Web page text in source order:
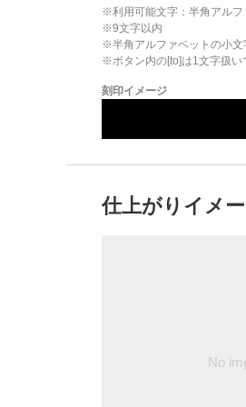
※利用可能文字： 半角アル
※9文字以内
※半角アルファベットの小文
※ボタン内の[to]は1文字扱い
刻印イメージ
仕上がりイメ